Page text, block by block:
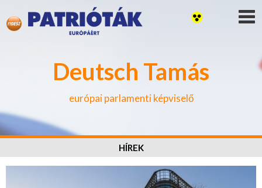
Deutsch Tamás
európai parlamenti képviselő
HÍREK